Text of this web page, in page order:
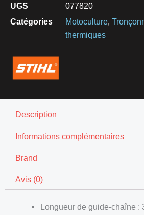
UGS
077820
Catégories
Motoculture,
thermiques
Description
Informations complémentaires
Brand
Avis (0)
Longueur de guide-chaîne :